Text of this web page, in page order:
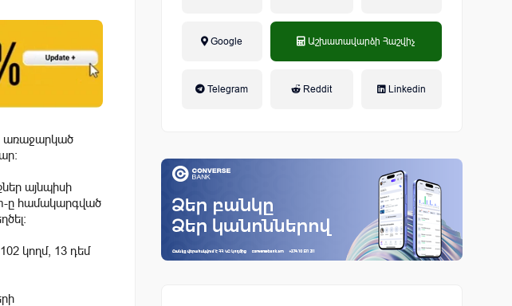
առաջարկած
այնպիսի
ը համակարգված
կողմ, 13 դեմ
Google Աշխատավարձի Հաշվիչ
Telegram Reddit Linkedin